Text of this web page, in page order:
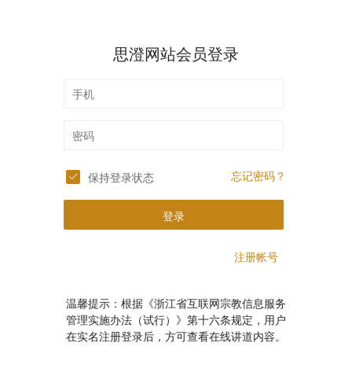
思澄网站会员登录
保持登录状态 忘记密码？
登录
注册帐号
温馨提示：根据《浙江省互联网宗教信息服务
管理实施办法（试行）》第十六条规定，用户
在实名注册登录后，方可查看在线讲道内容。